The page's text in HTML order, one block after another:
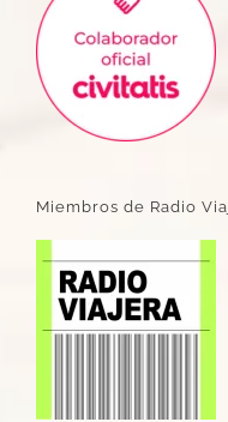
Miembros de Radio